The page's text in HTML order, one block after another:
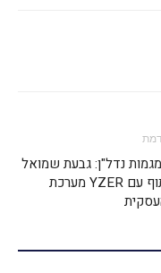
נדל"ן: גבעת שמואל
– בשיתוף עם YZER מערכת